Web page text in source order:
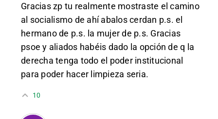
Gracias zp tu realmente mostraste el camino
al socialismo de ahí abalos cerdan p.s. el
hermano de p.s. la mujer de p.s. Gracias
psoe y aliados habéis dado la opción de q la
derecha tenga todo el poder institucional
para poder hacer limpieza seria.
10